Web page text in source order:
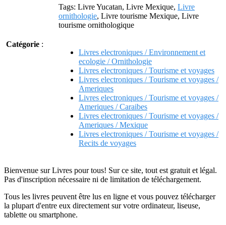
Tags: Livre Yucatan, Livre Mexique, Livre
ornithologie, Livre tourisme Mexique, Livre
tourisme ornithologique
Catégorie :
Livres electroniques / Environnement et
ecologie / Ornithologie
Livres electroniques / Tourisme et voyages
Livres electroniques / Tourisme et voyages /
Ameriques
Livres electroniques / Tourisme et voyages /
Ameriques / Caraibes
Livres electroniques / Tourisme et voyages /
Ameriques / Mexique
Livres electroniques / Tourisme et voyages /
Recits de voyages
Bienvenue sur Livres pour tous! Sur ce site, tout est gratuit et légal.
Pas d'inscription nécessaire ni de limitation de téléchargement.
Tous les livres peuvent être lus en ligne et vous pouvez télécharger
la plupart d'entre eux directement sur votre ordinateur, liseuse,
tablette ou smartphone.